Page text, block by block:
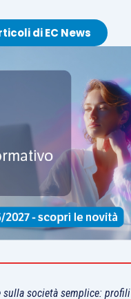
di EC News
società semplice: profili